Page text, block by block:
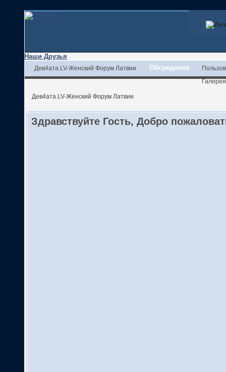
Наши Друзья
Дев4ата.LV-Женский Форум Латвии Обсуждения
Галерея
Дев4ата.LV-Женский Форум Латвии
Здравствуйте Гость, Добро